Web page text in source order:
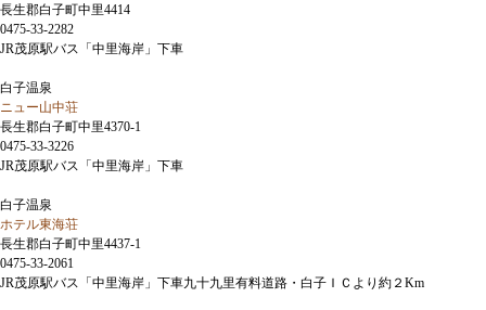
長生郡白子町中里4414
0475-33-2282
JR茂原駅バス「中里海岸」下車
白子温泉
ニュー山中荘
長生郡白子町中里4370-1
0475-33-3226
JR茂原駅バス「中里海岸」下車
白子温泉
ホテル東海荘
長生郡白子町中里4437-1
0475-33-2061
JR茂原駅バス「中里海岸」下車九十九里有料道路・白子ＩＣより約２Km